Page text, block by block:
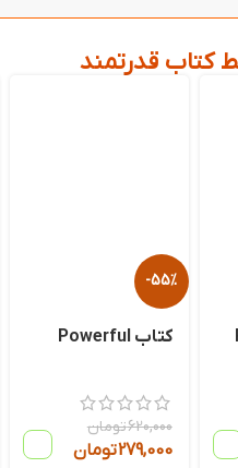
کتاب قدرتمند
-55%
کتاب Powerful
620,000تومان
279,000تومان